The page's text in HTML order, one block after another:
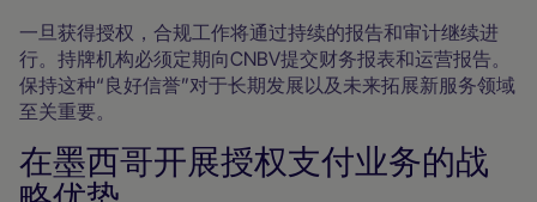
一旦获得授权，合规工作将通过持续的报告和审计继续进
行。持牌机构必须定期向CNBV提交财务报表和运营报告。
保持这种“良好信誉”对于长期发展以及未来拓展新服务领域
至关重要。
在墨西哥开展授权支付业务的战